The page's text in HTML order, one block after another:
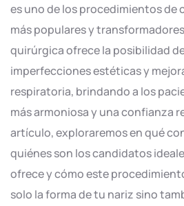
es uno de los procedimientos de
más populares y
quirúrgica ofrece la posibilidad
imperfecciones estéticas y
respiratoria, brindando a los
más armoniosa y una confianza
artículo, exploraremos en qué
quiénes son los candidatos
ofrece y cómo este
solo la forma de tu nariz sino